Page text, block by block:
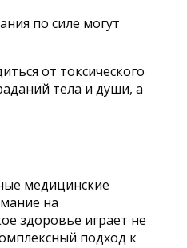
по силе могут
от токсического
тела и души, а
медицинские
на
здоровье играет не
подход к